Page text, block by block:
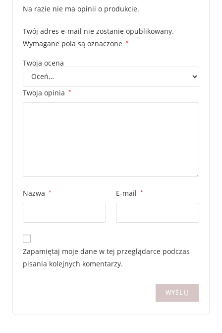
Na razie nie ma opinii o produkcie.
Twój adres e-mail nie zostanie opublikowany.
Wymagane pola są oznaczone *
Twoja ocena
Twoja opinia *
Nazwa * E-mail *
Zapamiętaj moje dane w tej przeglądarce podczas
pisania kolejnych komentarzy.